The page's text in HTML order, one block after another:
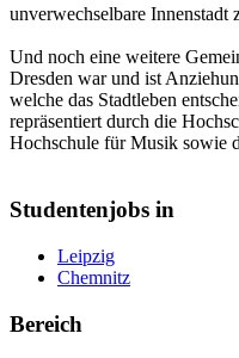
unverwechselbare Innenstadt
Und noch eine weitere
Dresden war und ist
welche das Stadtleben
repräsentiert durch die
Hochschule für Musik sowie
Studentenjobs in
Leipzig
Chemnitz
Bereich